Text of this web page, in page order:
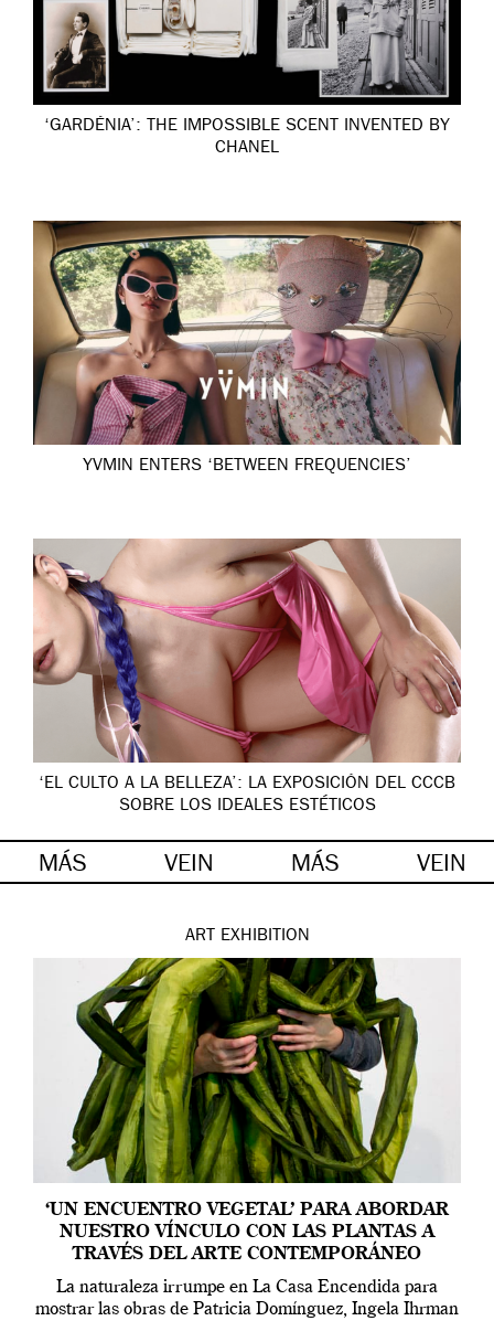
‘GARDÉNIA’: THE IMPOSSIBLE SCENT INVENTED BY
CHANEL
YVMIN ENTERS ‘BETWEEN FREQUENCIES’
‘EL CULTO A LA BELLEZA’: LA EXPOSICIÓN DEL CCCB
SOBRE LOS IDEALES ESTÉTICOS
MÁS VEIN MÁS VEIN
ART EXHIBITION
‘UN ENCUENTRO VEGETAL’ PARA ABORDAR
NUESTRO VÍNCULO CON LAS PLANTAS A
TRAVÉS DEL ARTE CONTEMPORÁNEO
La naturaleza irrumpe en La Casa Encendida para
mostrar las obras de Patricia Domínguez, Ingela Ihrman